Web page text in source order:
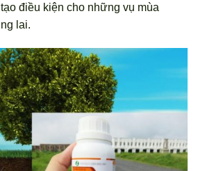
điều kiện cho những vụ mùa
lai.